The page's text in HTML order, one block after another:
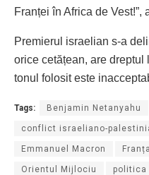
Franței în Africa de
Premierul israelian s-a
orice cetățean, are
tonul folosit este
Tags: Benjamin Netanyahu
conflict israeliano-
Emmanuel Macron Franța
Orientul Mijlociu politica